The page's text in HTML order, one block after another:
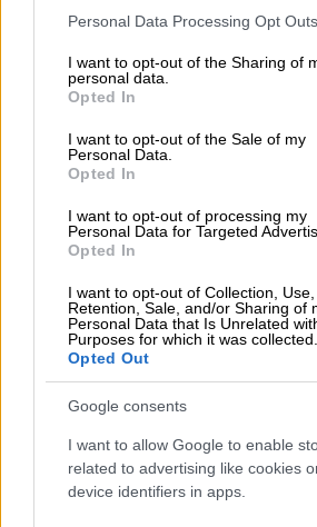
Please note that this website/app uses
not limited to your visit or usage
grant or deny consent to Google and its
use your data for below specified
consent section.
Personal Data Processing Opt Outs
I want to opt-out of the Sharing of
personal data.
Opted In
I want to opt-out of the Sale of my
Personal Data.
Opted In
I want to opt-out of processing my
Personal Data for Targeted
Opted In
I want to opt-out of Collection, Use,
Retention, Sale, and/or Sharing of
Personal Data that Is Unrelated
Purposes for which it was collected.
Opted Out
Google consents
I want to allow Google to enable
related to advertising like cookies
device identifiers in apps.
effektivitet samt att göra
Effektiv användning av
leda till ökad produktivitet och
driftskostnader.
I mjukvaruindustrin är det
sig uppdaterad med de
teknologierna för att
konkurrensfördelar. Att
och skalbar mjukvara kan vara
hålla jämna steg med
Optimering av